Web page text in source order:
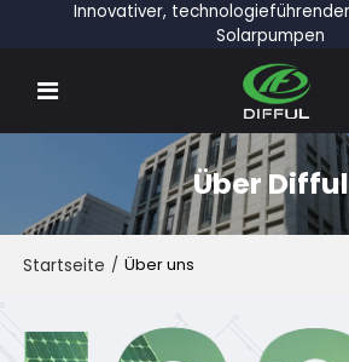
Innovativer,
Solarpumpen
Über Difful
Startseite / Über uns